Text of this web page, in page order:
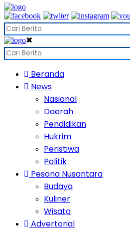
✖
Beranda
News
Nasional
Daerah
Pendidikan
Hukrim
Peristiwa
Politik
Pesona Nusantara
Budaya
Kuliner
Wisata
Advertorial